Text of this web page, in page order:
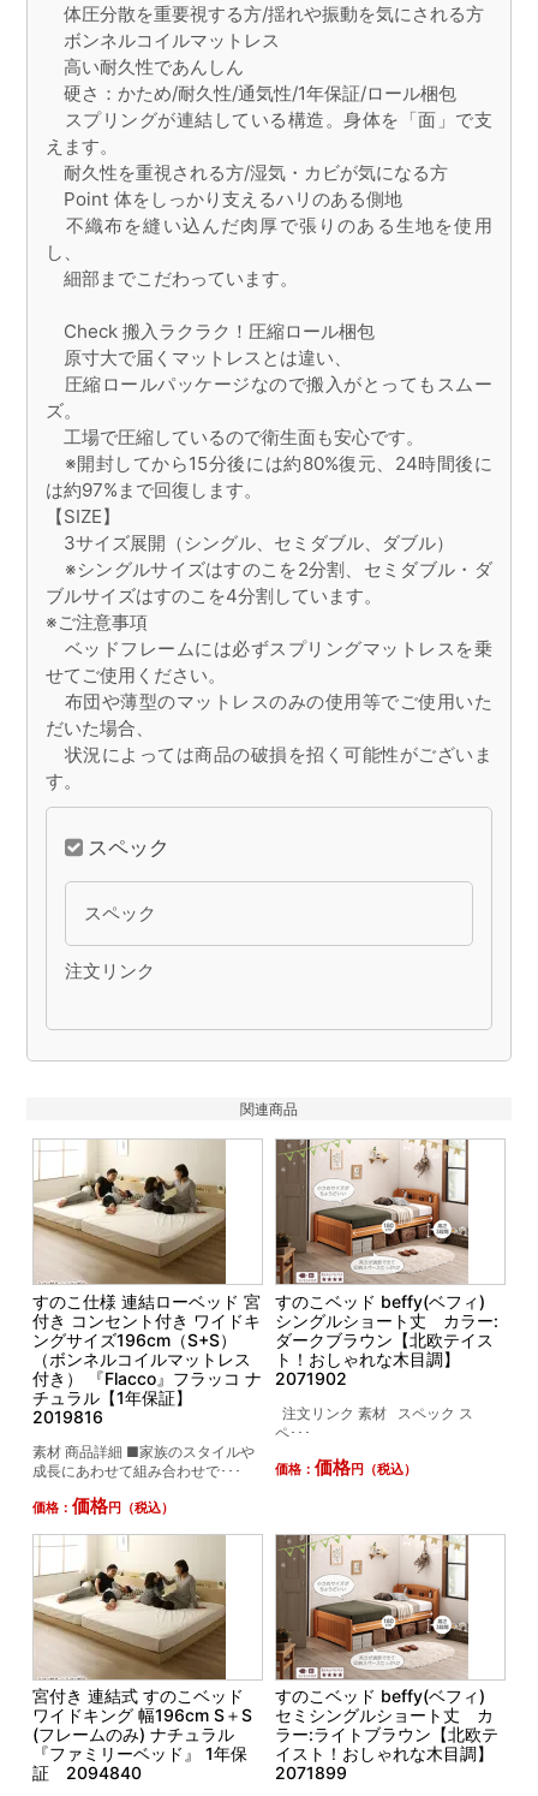
体圧分散を重要視する方/揺れや振動を気にされる方
ボンネルコイルマットレス
高い耐久性であんしん
硬さ：かため/耐久性/通気性/1年保証/ロール梱包
スプリングが連結している構造。身体を「面」で支
えます。
耐久性を重視される方/湿気・カビが気になる方
Point 体をしっかり支えるハリのある側地
不織布を縫い込んだ肉厚で張りのある生地を使用
し、
細部までこだわっています。
Check 搬入ラクラク！圧縮ロール梱包
原寸大で届くマットレスとは違い、
圧縮ロールパッケージなので搬入がとってもスムー
ズ。
工場で圧縮しているので衛生面も安心です。
※開封してから15分後には約80%復元、24時間後に
は約97%まで回復します。
【SIZE】
3サイズ展開（シングル、セミダブル、ダブル）
※シングルサイズはすのこを2分割、セミダブル・ダ
ブルサイズはすのこを4分割しています。
※ご注意事項
ベッドフレームには必ずスプリングマットレスを乗
せてご使用ください。
布団や薄型のマットレスのみの使用等でご使用いた
だいた場合、
状況によっては商品の破損を招く可能性がございま
す。
スペック
スペック
注文リンク
関連商品
すのこ仕様 連結ローベッド 宮
付き コンセント付き ワイドキ
ングサイズ196cm（S+S）
（ボンネルコイルマットレス
付き） 『Flacco』フラッコ ナ
チュラル【1年保証】
2019816
素材 商品詳細 ■家族のスタイルや
成長にあわせて組み合わせで･･･
価格：価格円（税込）
すのこベッド beffy(ベフィ)
シングルショート丈 カラー:
ダークブラウン【北欧テイス
ト！おしゃれな木目調】
2071902
注文リンク 素材 スペック ス
ペ･･･
価格： 価格円（税込）
宮付き 連結式 すのこベッド
ワイドキング 幅196cm S＋S
(フレームのみ) ナチュラル
『ファミリーベッド』 1年保
証 2094840
すのこベッド beffy(ベフィ)
セミシングルショート丈 カ
ラー:ライトブラウン【北欧テ
イスト！おしゃれな木目調】
2071899